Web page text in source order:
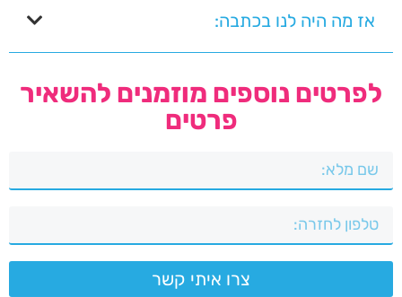
אז מה היה לנו בכתבה:
לפרטים נוספים מוזמנים להשאיר
פרטים
צרו איתי קשר